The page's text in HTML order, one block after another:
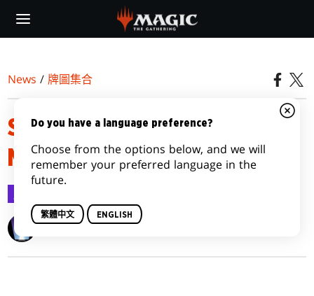
main
News / 牌圖集合
STRIXHAVEN: SCHOOL OF
MAGES VARIANTS
Wizards of the Coast
Do you have a language preference?
Choose from the options below, and we will
remember your preferred language in the
future.
繁體中文 ENGLISH